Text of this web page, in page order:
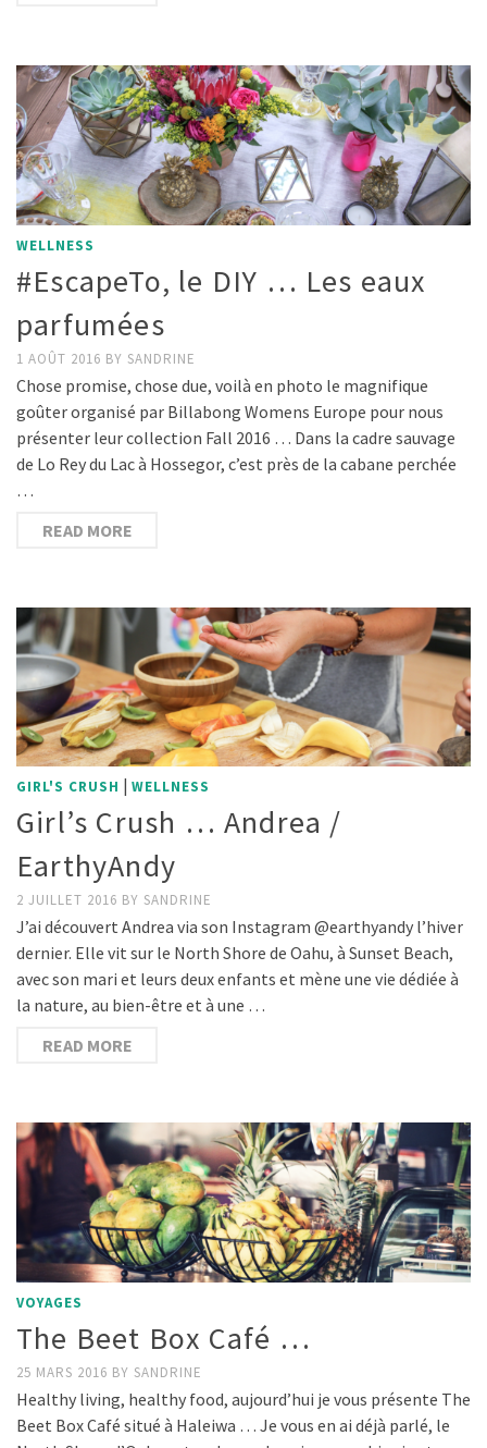
WELLNESS
#EscapeTo, le DIY … Les eaux
parfumées
1 AOÛT 2016 BY SANDRINE
Chose promise, chose due, voilà en photo le magnifique
goûter organisé par Billabong Womens Europe pour nous
présenter leur collection Fall 2016 … Dans la cadre sauvage
de Lo Rey du Lac à Hossegor, c’est près de la cabane perchée
…
READ MORE
GIRL'S CRUSH | WELLNESS
Girl’s Crush … Andrea /
EarthyAndy
2 JUILLET 2016 BY SANDRINE
J’ai découvert Andrea via son Instagram @earthyandy l’hiver
dernier. Elle vit sur le North Shore de Oahu, à Sunset Beach,
avec son mari et leurs deux enfants et mène une vie dédiée à
la nature, au bien-être et à une …
READ MORE
VOYAGES
The Beet Box Café …
25 MARS 2016 BY SANDRINE
Healthy living, healthy food, aujourd’hui je vous présente The
Beet Box Café situé à Haleiwa … Je vous en ai déjà parlé, le